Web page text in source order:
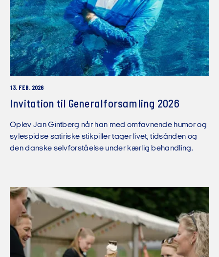
13. FEB. 2026
Invitation til Generalforsamling 2026
Oplev Jan Gintberg når han med omfavnende humor og
sylespidse satiriske stikpiller tager livet, tidsånden og
den danske selvforståelse under kærlig behandling.